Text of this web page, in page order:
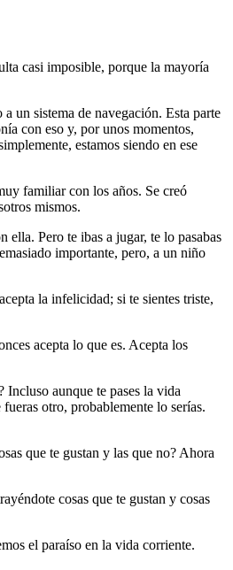
casi imposible, porque la mayoría
un sistema de navegación. Esta parte
con eso y, por unos momentos,
estamos siendo en ese
familiar con los años. Se creó
mismos.
ella. Pero te ibas a jugar, te lo pasabas
importante, pero, a un niño
la infelicidad; si te sientes triste,
acepta lo que es. Acepta los
aunque te pases la vida
otro, probablemente lo serías.
que te gustan y las que no? Ahora
cosas que te gustan y cosas
el paraíso en la vida corriente.